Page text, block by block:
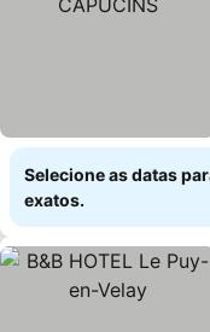
Selecione as datas
exatos.